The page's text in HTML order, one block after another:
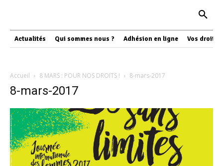
Actualités Qui sommes nous ? Adhésion en ligne Vos droits
Accueil 8 MARS : POUR NOS DROITS ! 8-mars-2017
8-mars-2017